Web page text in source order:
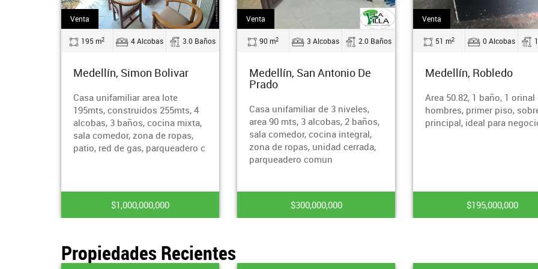
Venta
90 m2 3 Alcobas 2.0 Baños
Medellín, San Antonio De
Casa unifamiliar de 3 niveles,
area 90 mts, 3 alcobas, 2 baños,
sala comedor, cocina integral,
zona de ropas, unidad cerrada,
$300,000,000
Venta
51 m2 0 Alcobas 1.0 Baños
Medellín, Robledo
hombres, primer piso, sobre via
principal, ideal para negocio.
$195,000,000
Venta
3300 m 4 Alcobas
Rionegro, Mampuesto
Área lote 3300mtrs, área
construida 140mtrs, a
baños, sala interior y
$800,000,000
Propiedades Recientes